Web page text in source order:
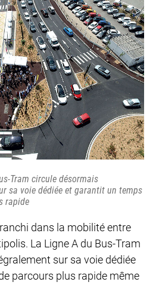
Tram circule désormais
sa voie dédiée et garantit un temps
rapide
dans la mobilité entre
La Ligne A du Bus-Tram
sur sa voie dédiée
parcours plus rapide même